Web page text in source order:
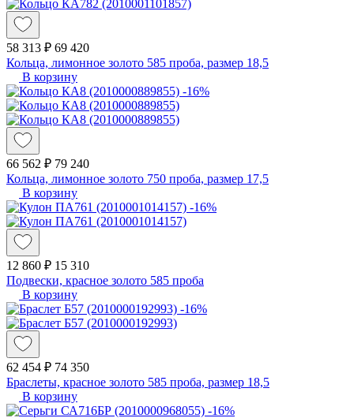
58 313 ₽ 69 420
Кольца, лимонное золото 585 проба, размер 18,5
В корзину
-16%
66 562 ₽ 79 240
Кольца, лимонное золото 750 проба, размер 17,5
В корзину
-16%
12 860 ₽ 15 310
Подвески, красное золото 585 проба
В корзину
-16%
62 454 ₽ 74 350
Браслеты, красное золото 585 проба, размер 18,5
В корзину
-16%